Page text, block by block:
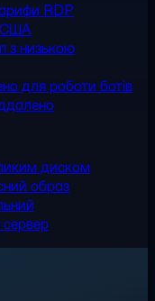
RDP
США
з низькою
для роботи ботів
диском
образ